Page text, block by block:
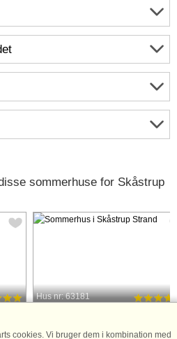
sommerhuse for Skåstrup
Hus nr: 63181
24 personer, 263 m²
cookies. Vi bruger dem i kombination med